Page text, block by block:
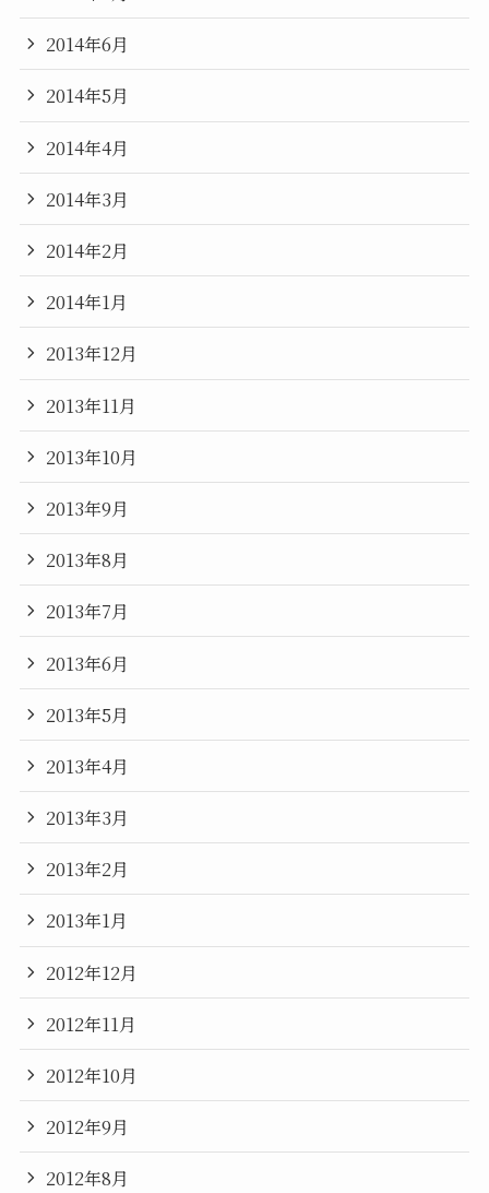
2014年6月
2014年5月
2014年4月
2014年3月
2014年2月
2014年1月
2013年12月
2013年11月
2013年10月
2013年9月
2013年8月
2013年7月
2013年6月
2013年5月
2013年4月
2013年3月
2013年2月
2013年1月
2012年12月
2012年11月
2012年10月
2012年9月
2012年8月